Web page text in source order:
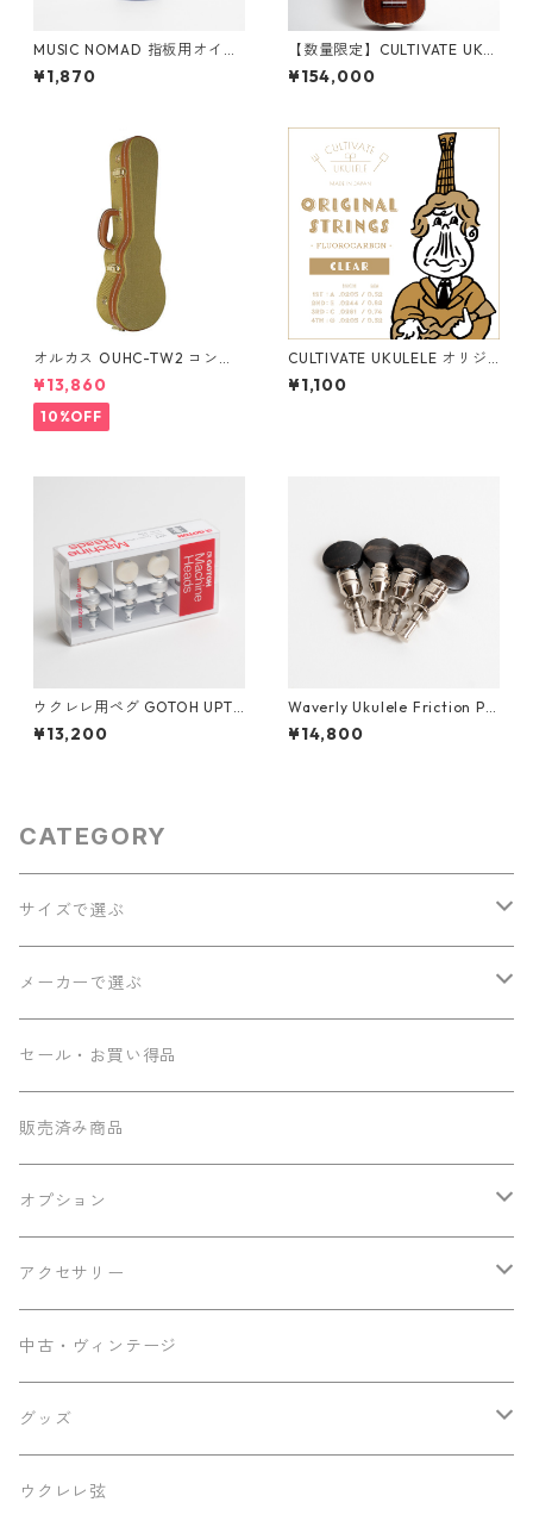
MUSIC NOMAD 指板用オイル
F-ONE OIL MN105
¥1,870
【数量限定】CULTIVATE UKU
LELE D3M-W（フィジーマホ
ガニー）ソプラノウクレレ
¥154,000
オルカス OUHC-TW2 コンサ
ートウクレレ用ハードケース
¥13,860
10%OFF
CULTIVATE UKULELE オリジ
ナルフロロカーボン弦
¥1,100
ウクレレ用ペグ GOTOH UPT-
UBN-CW
¥13,200
Waverly Ukulele Friction Pe
gs ウクレレ用フリクションペ
グ（4個セット）
¥14,800
CATEGORY
サイズで選ぶ
ソプラノ
コンサート
テナー
その他
ミニテナー
メーカーで選ぶ
Seilen
Sumi工房
Ancestor's
Frayns
KOU ukulele
早瀬ギター工房
Luna
セール・お買い得品
販売済み商品
オプション
エンドピン追加
アクセサリー
メンテナンス用品
ケース
パーツ
中古・ヴィンテージ
グッズ
ステッカー
ウクレレ弦